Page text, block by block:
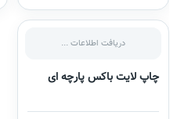
دریافت اطلاعات ...
چاپ لایت باکس پارچه ای